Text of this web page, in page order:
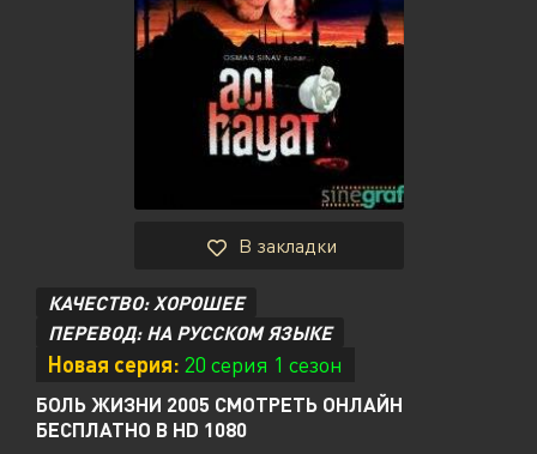
В закладки
КАЧЕСТВО: ХОРОШЕЕ
ПЕРЕВОД: НА РУССКОМ ЯЗЫКЕ
Новая серия: 20 серия 1 сезон
БОЛЬ ЖИЗНИ 2005 СМОТРЕТЬ ОНЛАЙН
БЕСПЛАТНО В HD 1080